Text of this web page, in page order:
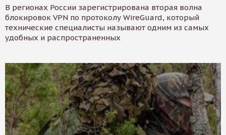
В регионах России зарегистрирована вторая волна
блокировок VPN по протоколу WireGuard, который
технические специалисты называют одним из самых
удобных и распространенных